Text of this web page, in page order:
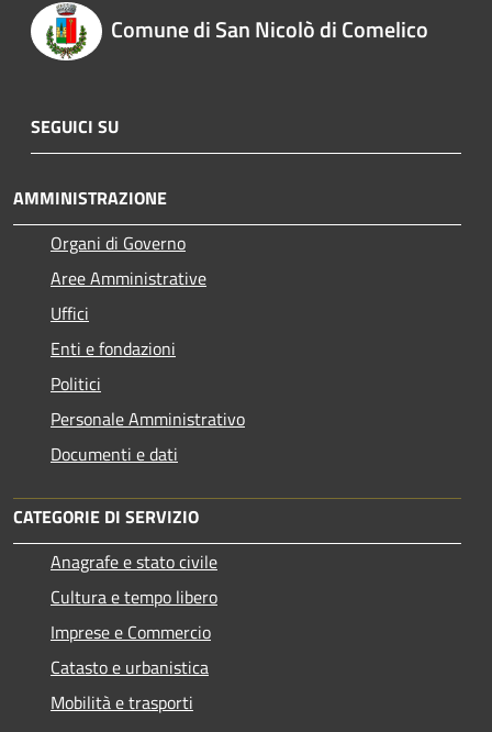
Comune di San Nicolò di Comelico
SEGUICI SU
AMMINISTRAZIONE
Organi di Governo
Aree Amministrative
Uffici
Enti e fondazioni
Politici
Personale Amministrativo
Documenti e dati
CATEGORIE DI SERVIZIO
Anagrafe e stato civile
Cultura e tempo libero
Imprese e Commercio
Catasto e urbanistica
Mobilità e trasporti